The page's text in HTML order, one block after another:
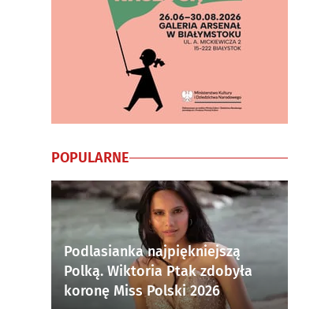
POPULARNE
Podlasianka najpiękniejszą
Polką. Wiktoria Ptak zdobyła
koronę Miss Polski 2026